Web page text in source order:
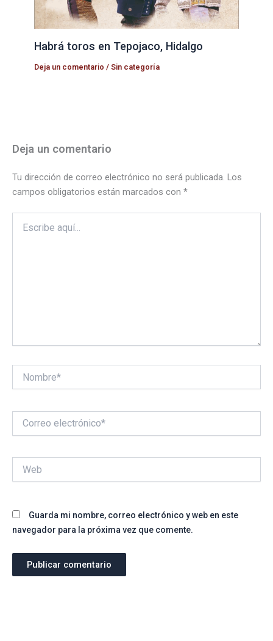
Habrá toros en Tepojaco, Hidalgo
Deja un comentario /Sin categoría
Deja un comentario
Tu dirección de correo electrónico no será publicada. Los
campos obligatorios están marcados con *
aquí...
electrónico*
Guarda mi nombre, correo electrónico y web en este
navegador para la próxima vez que comente.